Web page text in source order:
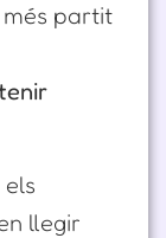
partit
llegir